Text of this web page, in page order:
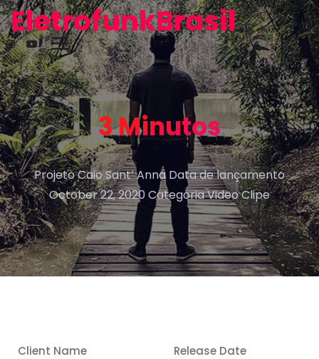
EletrofunkBrasil
3 Minutos
Projeto Caio Sant’ Anna Data de lançamento
October 22, 2020 Categoria Video Clipe
Client Name Release Date